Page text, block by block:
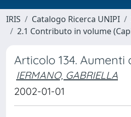
IRIS Catalogo Ricerca UNIPI
2.1 Contributo in volume
Articolo 134. Aumenti
IERMANO, GABRIELLA
2002-01-01